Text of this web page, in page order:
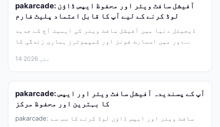
pakarcade: آفیشل سافٹ ویئر اور محفوظ ایپس ڈاؤن
لوڈ کرنے کے لیے آپ کا قابل اعتماد پلیٹ فارم
ڈیجیٹل دنیا میں آفیشل سافٹ ویئر کی اہمیت آج کے جدید
دور میں اسمارٹ فونز اور کمپیوٹرز ہماری زندگی کا...
14 مئی 2026
pakarcade: آپ کے پسندیدہ آفیشل سافٹ ویئر اور ایپس
کا بہترین اور محفوظ مرکز
pakarcade: سافٹ ویئر اور ایپس ڈاؤن لوڈ کرنے کا سب سے